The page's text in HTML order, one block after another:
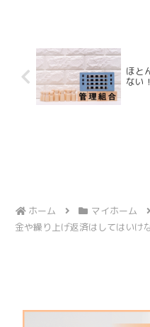
バ
ほと
ない
ホーム マイホーム
金や繰り上げ返済はしてはいけ